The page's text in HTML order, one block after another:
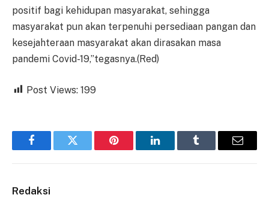
positif bagi kehidupan masyarakat, sehingga
masyarakat pun akan terpenuhi persediaan pangan dan
kesejahteraan masyarakat akan dirasakan masa
pandemi Covid-19,”tegasnya.(Red)
Post Views: 199
FacebookTwitter Pinterest LinkedInTumblr Email
Redaksi